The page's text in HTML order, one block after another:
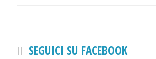
SEGUICI SU FACEBOOK